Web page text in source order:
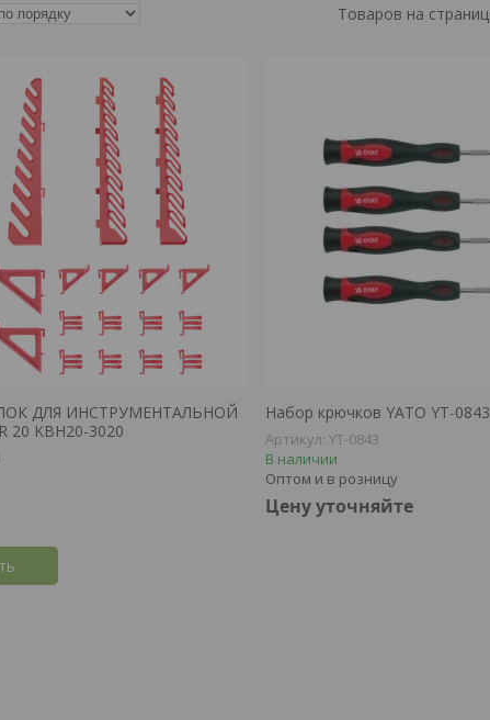
ДЛЯ ИНСТРУМЕНТАЛЬНОЙ
20 KBH20-3020
Набор крючков YATO YT-0843
YT-0843
В наличии
Оптом и в розницу
Цену уточняйте